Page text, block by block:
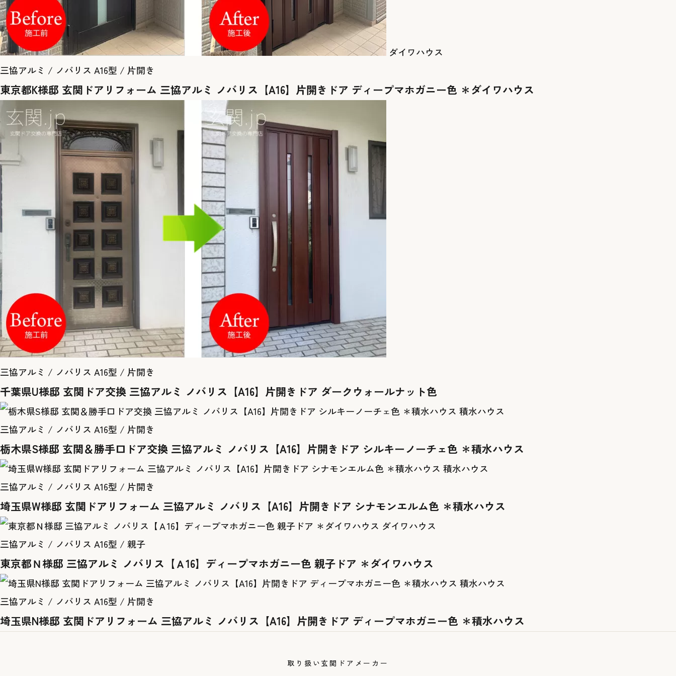
ダイワハウス
三協アルミ / ノバリス A16型 / 片開き
東京都K様邸 玄関ドアリフォーム 三協アルミ ノバリス【A16】片開きドア ディープマホガニー色 ＊ダイワハウス
三協アルミ / ノバリス A16型 / 片開き
千葉県U様邸 玄関ドア交換 三協アルミ ノバリス【A16】片開きドア ダークウォールナット色
積水ハウス
三協アルミ / ノバリス A16型 / 片開き
栃木県S様邸 玄関＆勝手口ドア交換 三協アルミ ノバリス【A16】片開きドア シルキーノーチェ色 ＊積水ハウス
積水ハウス
三協アルミ / ノバリス A16型 / 片開き
埼玉県W様邸 玄関ドアリフォーム 三協アルミ ノバリス【A16】片開きドア シナモンエルム色 ＊積水ハウス
ダイワハウス
三協アルミ / ノバリス A16型 / 親子
東京都Ｎ様邸 三協アルミ ノバリス【Ａ16】ディープマホガニー色 親子ドア ＊ダイワハウス
積水ハウス
三協アルミ / ノバリス A16型 / 片開き
埼玉県N様邸 玄関ドアリフォーム 三協アルミ ノバリス【A16】片開きドア ディープマホガニー色 ＊積水ハウス
取り扱い玄関ドアメーカー